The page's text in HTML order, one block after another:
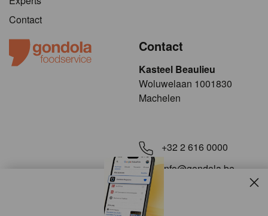
Contact
Contact
Kasteel Beaulieu
​​​Woluwelaan 1001830
Machelen
+32 2 616 0000
info@gondola.be
Volg ons op